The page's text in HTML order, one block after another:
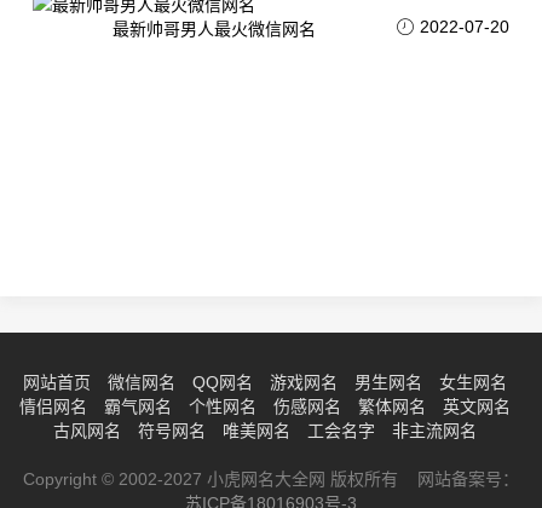
最新帅哥男人最火微信网名 2022-07-20
网站首页 微信网名 QQ网名 游戏网名 男生网名
女生网名
情侣网名
霸气网名 个性网名 伤感网名 繁体网名
英文网名
古风网名
符号网名 唯美网名 工会名字 非主流网名
Copyright © 2002-2027 小虎网名大全网 版权所有 网站备案号：
苏ICP备18016903号-3